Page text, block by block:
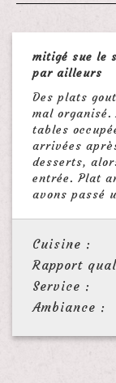
mitigé sue le
par ailleurs
Des plats
mal
tables
arrivées
desserts,
entrée. Plat
avons passé
Cuisine :
Rapport
Service :
Ambiance :